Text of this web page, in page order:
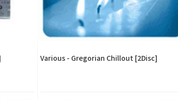
Various - Gregorian Chillout [2Disc]